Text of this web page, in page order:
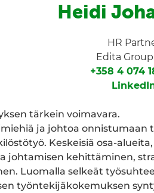
Heidi
HR
Edita
+358 4 074
tärkein voimavara.
ja johtoa onnistumaan
Keskeisiä osa-
johtamisen kehittäminen,
Luomalla selkeät
työntekijäkokemuksen